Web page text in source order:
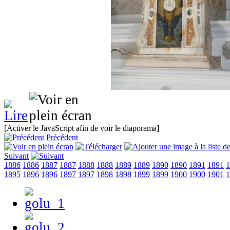
[Activer le JavaScript afin de voir le diaporama]
Précédent
Suivant
1886 1886 1887 1887 1888 1888 1889 1889 1890 1890 1891 1891
1895 1896 1896 1897 1897 1898 1898 1899 1899 1900 1900 1901